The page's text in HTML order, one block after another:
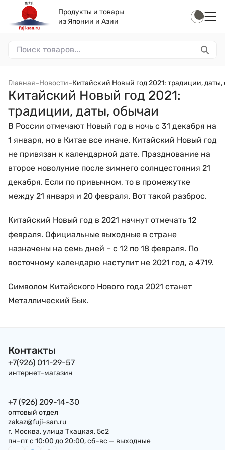
Продукты и товары
из Японии и Азии
Главная–Новости–Китайский Новый год 2021: традиции,
Китайский Новый год 2021:
традиции, даты, обычаи
В России отмечают Новый год в ночь с 31 декабря на
1 января, но в Китае все иначе. Китайский Новый год
не привязан к календарной дате. Празднование на
второе новолуние после зимнего солнцестояния 21
декабря. Если по привычном, то в промежутке
между 21 января и 20 февраля. Вот такой разброс.
Китайский Новый год в 2021 начнут отмечать 12
февраля. Официальные выходные в стране
назначены на семь дней – с 12 по 18 февраля. По
восточному календарю наступит не 2021 год, а 4719.
Символом Китайского Нового года 2021 станет
Металлический Бык.
Контакты
+7(926) 011-29-57
интернет-магазин
+7 (926) 209-14-30
оптовый отдел
zakaz@fuji-san.ru
г. Москва, улица Ткацкая, 5с2
пн–пт с 10:00 до 20:00, сб–вс — выходные